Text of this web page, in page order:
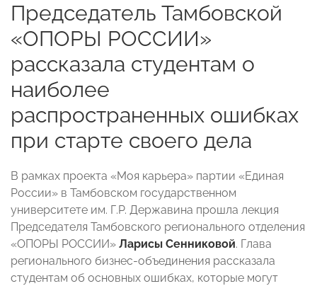
Председатель Тамбовской
«ОПОРЫ РОССИИ»
рассказала студентам о
наиболее
распространенных ошибках
при старте своего дела
В рамках проекта «Моя карьера» партии «Единая
России» в Тамбовском государственном
университете им. Г.Р. Державина прошла лекция
Председателя Тамбовского регионального отделения
«ОПОРЫ РОССИИ» Ларисы Сенниковой. Глава
регионального бизнес-объединения рассказала
студентам об основных ошибках, которые могут